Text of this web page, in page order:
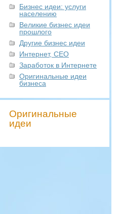
Бизнес идеи: услуги
населению
Великие бизнес идеи
прошлого
Другие бизнес идеи
Интернет, СЕО
Заработок в Интернете
Оригинальные идеи
бизнеса
Оригинальные
идеи